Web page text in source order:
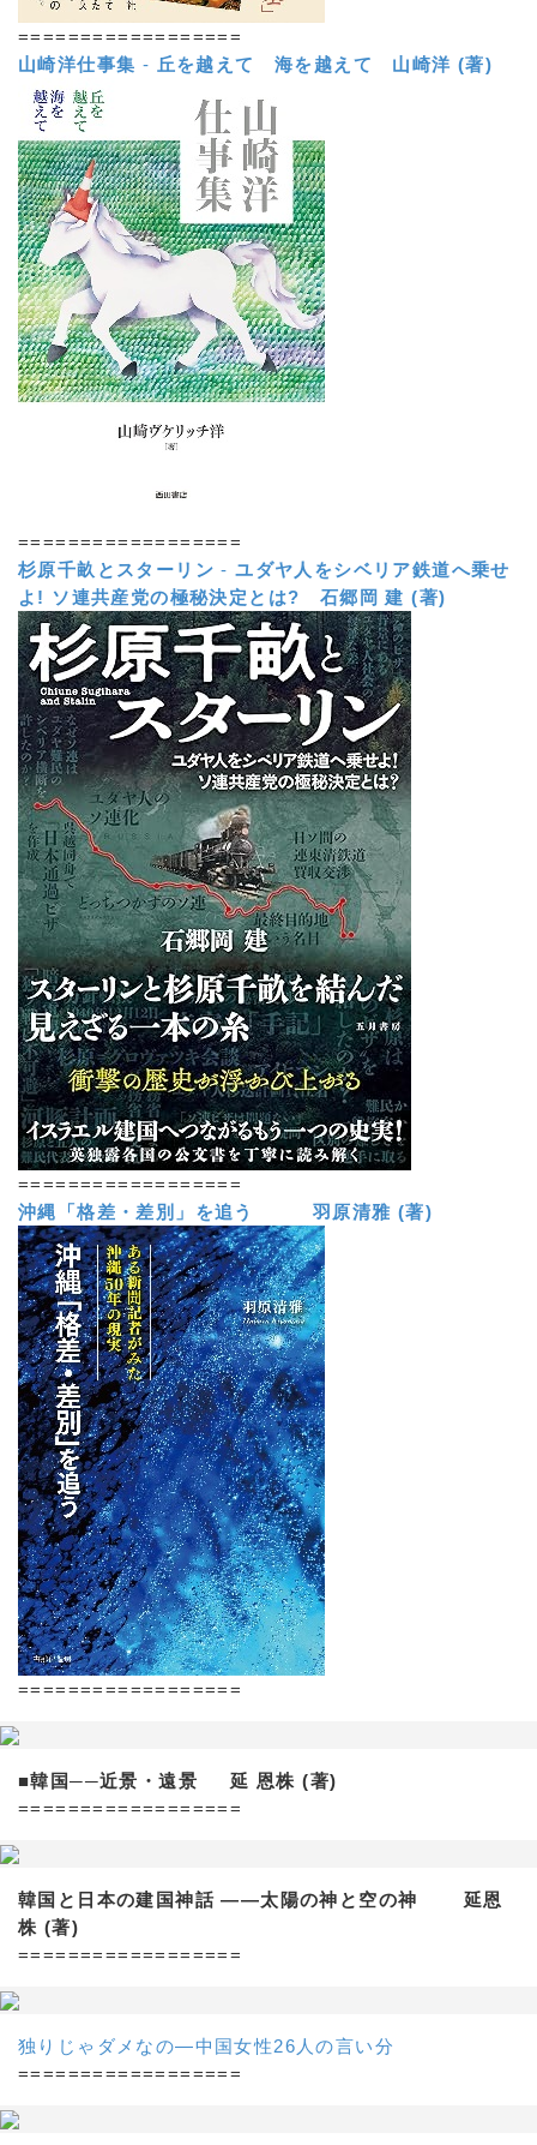
==================
山崎洋仕事集 - 丘を越えて 海を越えて 山崎洋 (著)
==================
杉原千畝とスターリン -ユダヤ人をシベリア鉄道へ乗せ
よ! ソ連共産党の極秘決定とは?
石郷岡 建 (著)
==================
沖縄「格差・差別」を追う 羽原清雅 (著)
==================
■韓国──近景・遠景 延 恩株 (著)
==================
韓国と日本の建国神話 ——太陽の神と空の神 延恩
株 (著)
==================
独りじゃダメなの―中国女性26人の言い分
==================